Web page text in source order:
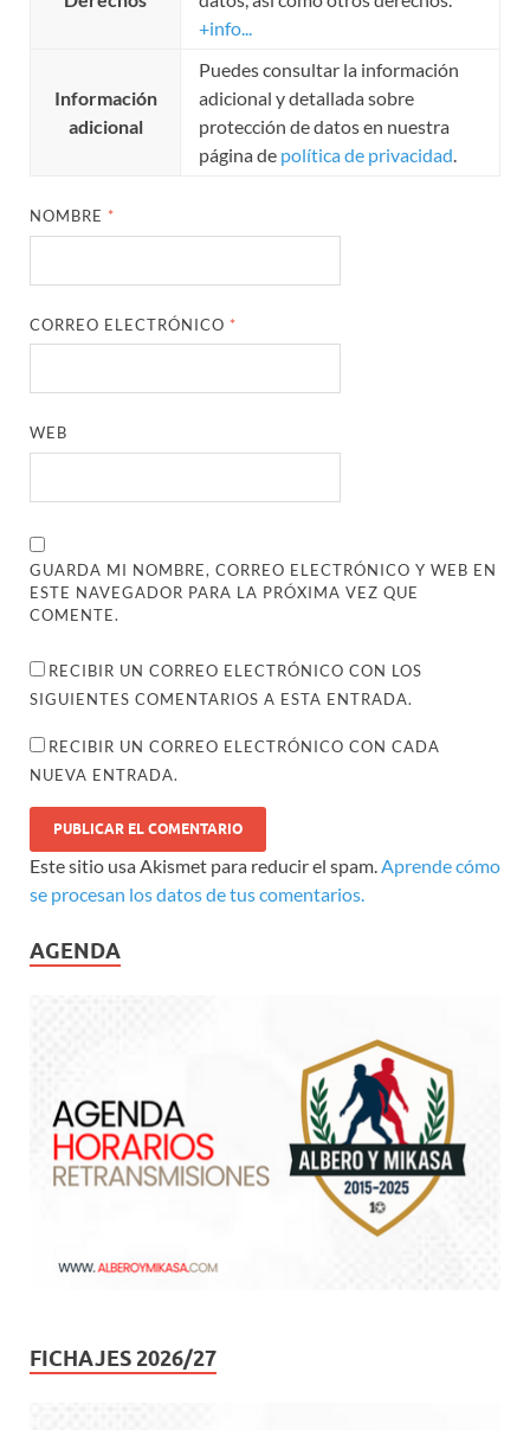
+info...
Información
adicional
Puedes consultar la información
adicional y detallada sobre
protección de datos en nuestra
página de política de privacidad.
NOMBRE *
CORREO ELECTRÓNICO *
WEB
GUARDA MI NOMBRE, CORREO ELECTRÓNICO Y WEB EN
ESTE NAVEGADOR PARA LA PRÓXIMA VEZ QUE
COMENTE.
RECIBIR UN CORREO ELECTRÓNICO CON LOS
SIGUIENTES COMENTARIOS A ESTA ENTRADA.
RECIBIR UN CORREO ELECTRÓNICO CON CADA
NUEVA ENTRADA.
Este sitio usa Akismet para reducir el spam.Aprende cómo
se procesan los datos de tus comentarios.
AGENDA
FICHAJES 2026/27